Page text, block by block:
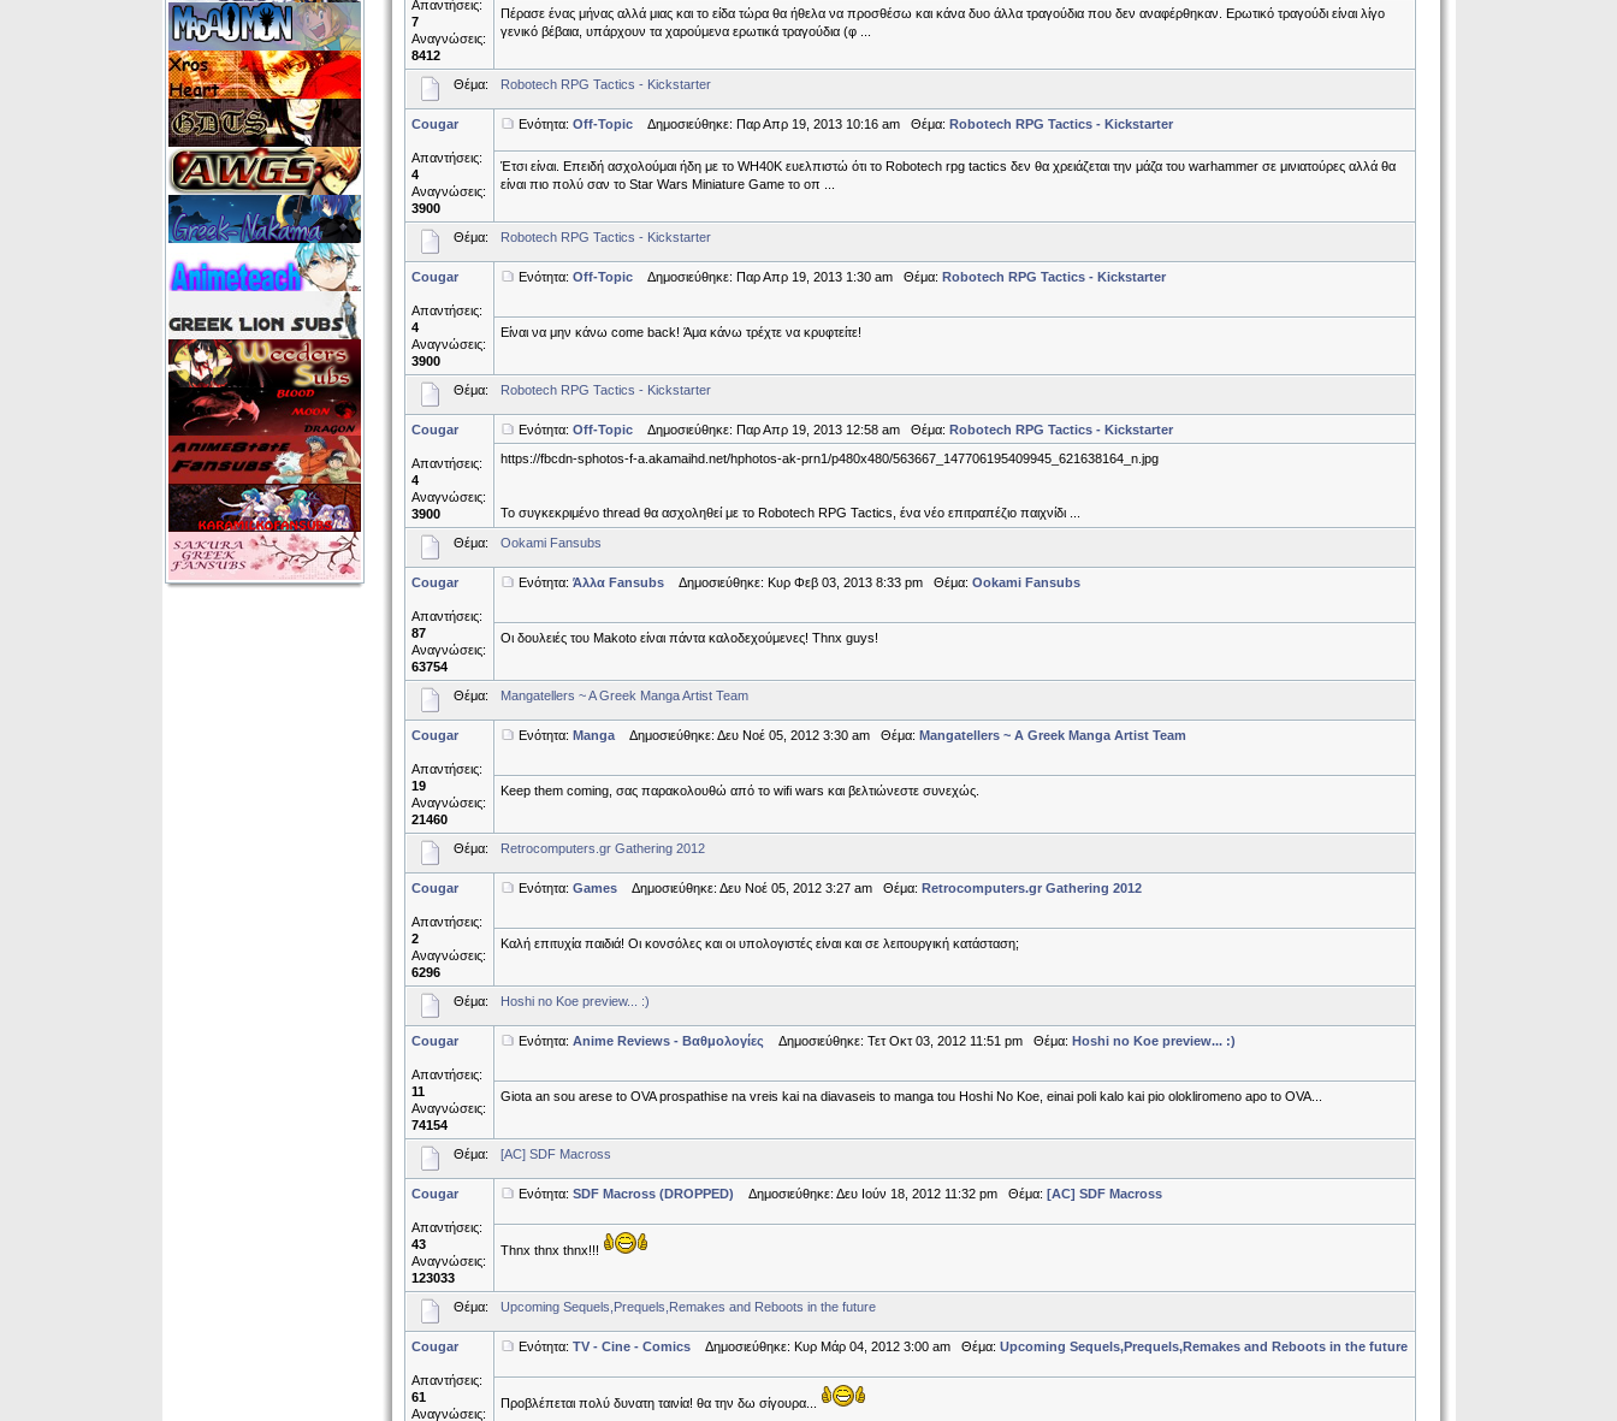
Απαντήσεις:
7
Αναγνώσεις:
8412
Πέρασε ένας μήνας αλλά μιας και το είδα τώρα θα ήθελα να προσθέσω και κάνα δυο άλλα τραγούδια που δεν αναφέρθηκαν. Ερωτικό τραγούδι είναι λίγο
γενικό βέβαια, υπάρχουν τα χαρούμενα ερωτικά τραγούδια (φ ...
Θέμα: Robotech RPG Tactics - Kickstarter
Cougar
Απαντήσεις:
4
Αναγνώσεις:
3900
Ενότητα: Off-TopicΔημοσιεύθηκε: Παρ Απρ 19, 2013 10:16 am Θέμα: Robotech RPG Tactics - Kickstarter
Έτσι είναι. Επειδή ασχολούμαι ήδη με το WH40K ευελπιστώ ότι το Robotech rpg tactics δεν θα χρειάζεται την μάζα του warhammer σε μινιατούρες αλλά θα
είναι πιο πολύ σαν το Star Wars Miniature Game το οπ ...
Θέμα: Robotech RPG Tactics - Kickstarter
Cougar
Απαντήσεις:
4
Αναγνώσεις:
3900
Ενότητα: Off-TopicΔημοσιεύθηκε: Παρ Απρ 19, 2013 1:30 am Θέμα: Robotech RPG Tactics - Kickstarter
Είναι να μην κάνω come back! Άμα κάνω τρέχτε να κρυφτείτε!
Θέμα: Robotech RPG Tactics - Kickstarter
Cougar
Απαντήσεις:
4
Αναγνώσεις:
3900
Ενότητα: Off-TopicΔημοσιεύθηκε: Παρ Απρ 19, 2013 12:58 am Θέμα: Robotech RPG Tactics - Kickstarter
https://fbcdn-sphotos-f-a.akamaihd.net/hphotos-ak-prn1/p480x480/563667_147706195409945_621638164_n.jpg
Το συγκεκριμένο thread θα ασχοληθεί με το Robotech RPG Tactics, ένα νέο επιτραπέζιο παιχνίδι ...
Θέμα: Ookami Fansubs
Cougar
Απαντήσεις:
87
Αναγνώσεις:
63754
Ενότητα: Άλλα FansubsΔημοσιεύθηκε: Κυρ Φεβ 03, 2013 8:33 pm Θέμα: Ookami Fansubs
Οι δουλειές του Makoto είναι πάντα καλοδεχούμενες! Thnx guys!
Θέμα: Mangatellers ~ A Greek Manga Artist Team
Cougar
Απαντήσεις:
19
Αναγνώσεις:
21460
Ενότητα: MangaΔημοσιεύθηκε: Δευ Νοέ 05, 2012 3:30 am Θέμα: Mangatellers ~ A Greek Manga Artist Team
Keep them coming, σας παρακολουθώ από το wifi wars και βελτιώνεστε συνεχώς.
Θέμα: Retrocomputers.gr Gathering 2012
Cougar
Απαντήσεις:
2
Αναγνώσεις:
6296
Ενότητα: GamesΔημοσιεύθηκε: Δευ Νοέ 05, 2012 3:27 am Θέμα: Retrocomputers.gr Gathering 2012
Καλή επιτυχία παιδιά! Οι κονσόλες και οι υπολογιστές είναι και σε λειτουργική κατάσταση;
Θέμα: Hoshi no Koe preview... :)
Cougar
Απαντήσεις:
11
Αναγνώσεις:
74154
Ενότητα: Anime Reviews - Βαθμολογίες Δημοσιεύθηκε: Τετ Οκτ 03, 2012 11:51 pm Θέμα: Hoshi no Koe preview... :)
Giota an sou arese to OVA prospathise na vreis kai na diavaseis to manga tou Hoshi No Koe, einai poli kalo kai pio olokliromeno apo to OVA...
Θέμα: [AC] SDF Macross
Cougar
Απαντήσεις:
43
Αναγνώσεις:
123033
Ενότητα: SDF Macross (DROPPED) Δημοσιεύθηκε: Δευ Ιούν 18, 2012 11:32 pm Θέμα: [AC] SDF Macross
Thnx thnx thnx!!!
Θέμα: Upcoming Sequels,Prequels,Remakes and Reboots in the future
Cougar
Απαντήσεις:
61
Αναγνώσεις:
Ενότητα: TV - Cine - ComicsΔημοσιεύθηκε: Κυρ Μάρ 04, 2012 3:00 am Θέμα: Upcoming Sequels,Prequels,Remakes and Reboots in the future
Προβλέπεται πολύ δυνατη ταινία! θα την δω σίγουρα...